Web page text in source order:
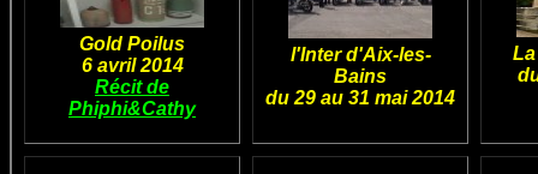
Gold Poilus
6 avril 2014
Récit de
Phiphi&Cathy
l'Inter d'Aix-les-
Bains
du 29 au 31 mai 2014